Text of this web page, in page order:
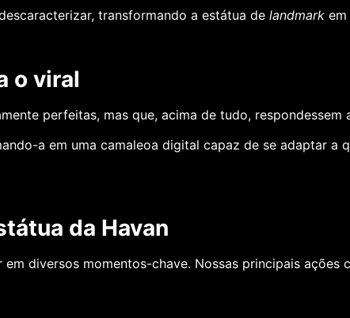
transformando a estátua de landmark
o viral
perfeitas, mas que, acima de tudo,
a em uma camaleoa digital capaz de se adaptar a
da Havan
diversos momentos-chave. Nossas principais ações